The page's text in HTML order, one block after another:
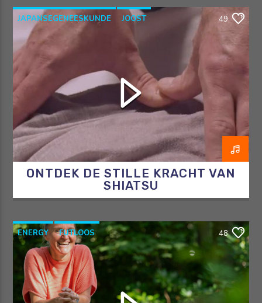
JAPANSEGENEESKUNDE
JOOST
OOSTERSEGENEESKUNDE
RAZO & ZORG
SHIATSU
49
ONTDEK DE STILLE KRACHT VAN
SHIATSU
ENERGY
FUTLOOS
HORMOONTHERAPEUT
OVERGANG
RAZO & ZORG
48